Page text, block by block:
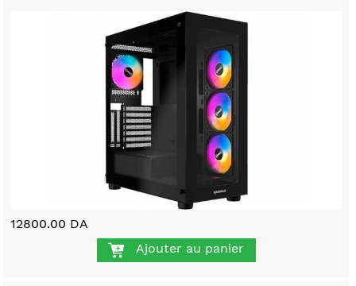
12800.00 DA
Ajouter au panier